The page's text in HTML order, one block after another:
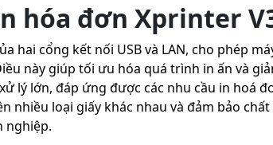
hóa đơn Xprinter
hai cổng kết nối USB và LAN, cho phép
này giúp tối ưu hóa quá trình in ấn và
lý lớn, đáp ứng được các nhu cầu in hoá
nhiều loại giấy khác nhau và đảm bảo
nghiệp.